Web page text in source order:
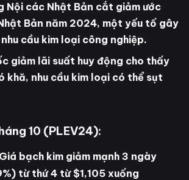
Nội các Nhật Bản cắt giảm ước
Bản năm 2024, một yếu tố gây
cầu kim loại công nghiệp.
giảm lãi suất huy động cho thấy
khă, nhu cầu kim loại có thể sụt
10 (PLEV24):
Giá bạch kim giảm mạnh 3 ngày
từ thứ 4 từ $1,105 xuống